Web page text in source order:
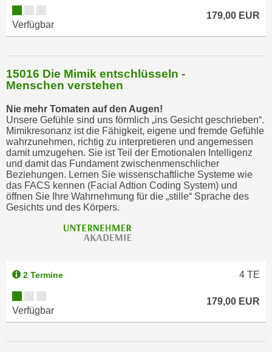
Verfügbar
179,00 EUR
15016 Die Mimik entschlüsseln -
Menschen verstehen
Nie mehr Tomaten auf den Augen!
Unsere Gefühle sind uns förmlich „ins Gesicht geschrieben“.
Mimikresonanz ist die Fähigkeit, eigene und fremde Gefühle
wahrzunehmen, richtig zu interpretieren und angemessen
damit umzugehen. Sie ist Teil der Emotionalen Intelligenz
und damit das Fundament zwischenmenschlicher
Beziehungen. Lernen Sie wissenschaftliche Systeme wie
das FACS kennen (Facial Adtion Coding System) und
öffnen Sie Ihre Wahrnehmung für die „stille“ Sprache des
Gesichts und des Körpers.
2 Termine 4 TE
Verfügbar
179,00 EUR
n
e
u
f
"
A
l
l
e
a